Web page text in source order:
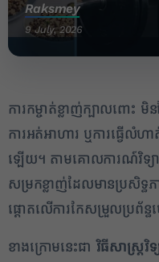
Raksmey
9 July, 2026
ការកម្ចាត់ខ្លាញ់ក្បាលពោះ មិ
ការអត់អាហារ ឬការធ្វើលំហ
ឡើយ។ តាមគោលការណ៍វិទ្យា
សម្រកខ្លាញ់ដែលមានប្រសិទ្
ផ្ដោតលើការកែសម្រួលប្រព័ន្
ខាងក្រោមនេះជាវិធីសាស្ត្រវិ